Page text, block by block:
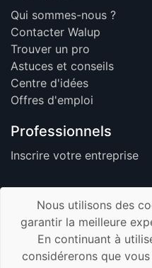
Qui sommes-nous ?
Contacter Walup
Trouver un pro
Astuces et conseils
Centre d'idées
Offres d'emploi
Professionnels
Inscrire votre entreprise
© 2026 Walup.be
Nous utilisons des
garantir la meilleure
En continuant à
considérerons que